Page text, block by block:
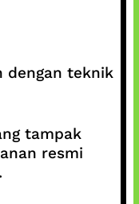
dengan teknik
tampak
resmi